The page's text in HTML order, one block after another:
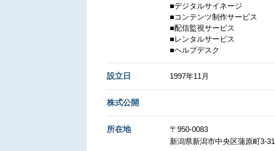
■デジタルサイネージ
■コンテンツ制作サービス
■配信監視サービス
■レンタルサービス
■ヘルプデスク
設立日 1997年11月
株式公開
所在地
〒950-0083
新潟県新潟市中央区蒲原町3-31